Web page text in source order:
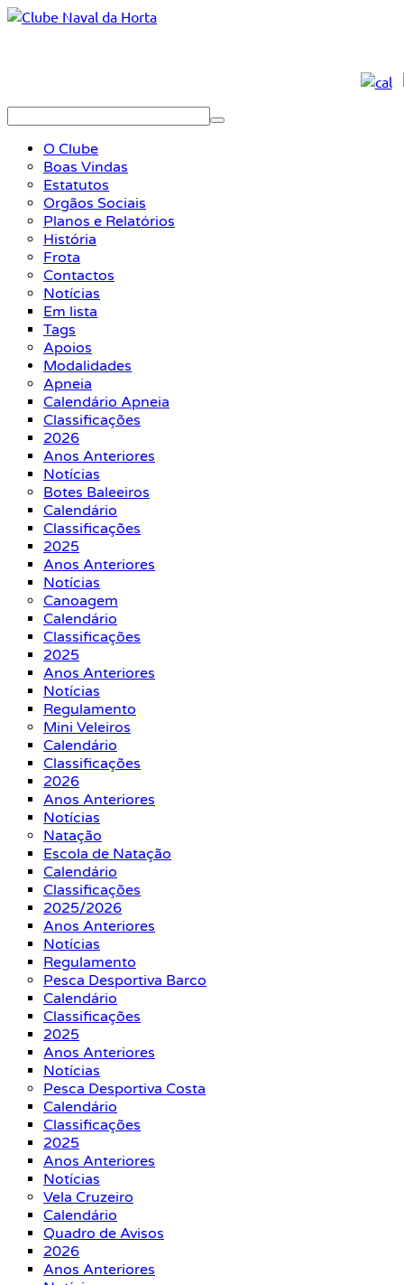
O Clube
Boas Vindas
Estatutos
Orgãos Sociais
Planos e Relatórios
História
Frota
Contactos
Notícias
Em lista
Tags
Apoios
Modalidades
Apneia
Calendário Apneia
Classificações
2026
Anos Anteriores
Notícias
Botes Baleeiros
Calendário
Classificações
2025
Anos Anteriores
Notícias
Canoagem
Calendário
Classificações
2025
Anos Anteriores
Notícias
Regulamento
Mini Veleiros
Calendário
Classificações
2026
Anos Anteriores
Notícias
Natação
Escola de Natação
Calendário
Classificações
2025/2026
Anos Anteriores
Notícias
Regulamento
Pesca Desportiva Barco
Calendário
Classificações
2025
Anos Anteriores
Notícias
Pesca Desportiva Costa
Calendário
Classificações
2025
Anos Anteriores
Notícias
Vela Cruzeiro
Calendário
Quadro de Avisos
2026
Anos Anteriores